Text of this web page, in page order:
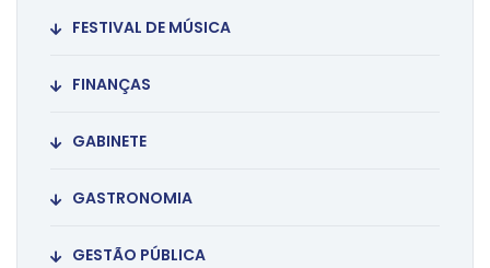
FESTIVAL DE MÚSICA
FINANÇAS
GABINETE
GASTRONOMIA
GESTÃO PÚBLICA